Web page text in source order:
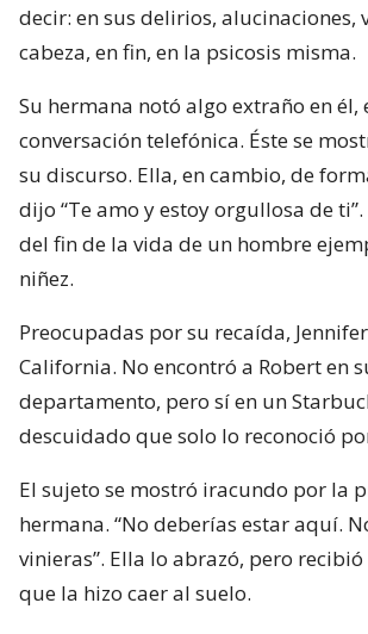
decir: en sus delirios, alucinaciones,
cabeza, en fin, en la psicosis misma.
Su hermana notó algo extraño en él,
conversación telefónica. Éste se
su discurso. Ella, en cambio, de
dijo “Te amo y estoy orgullosa de
del fin de la vida de un hombre
niñez.
Preocupadas por su recaída,
California. No encontró a Robert en
departamento, pero sí en un
descuidado que solo lo reconoció
El sujeto se mostró iracundo por la
hermana. “No deberías estar aquí.
vinieras”. Ella lo abrazó, pero
que la hizo caer al suelo.